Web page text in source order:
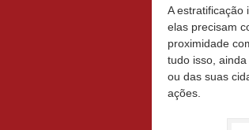
A estratificação
elas precisam
proximidade
tudo isso,
ou das suas
ações.